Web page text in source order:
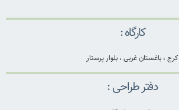
کارگاه :
کرج ، باغستان غربی ، بلوار پرستار
دفتر طراحی :